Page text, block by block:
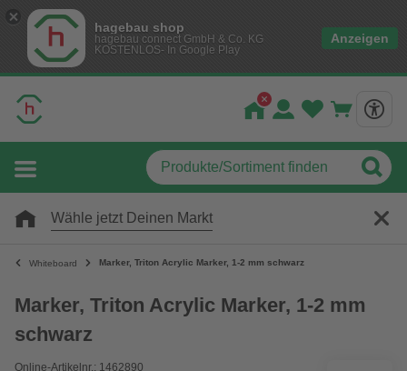
hagebau shop
hagebau connect GmbH & Co. KG
KOSTENLOS- In Google Play
Anzeigen
Wähle jetzt Deinen Markt
Whiteboard Marker, Triton Acrylic Marker, 1-2 mm schwarz
Marker, Triton Acrylic Marker, 1-2 mm
schwarz
Online-Artikelnr.: 1462890